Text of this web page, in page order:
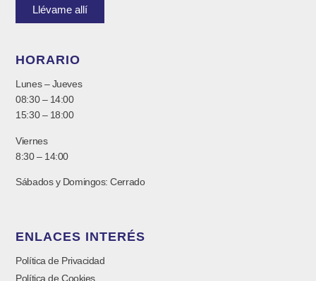
Llévame allí
HORARIO
Lunes – Jueves
08:30 – 14:00
15:30 – 18:00
Viernes
8:30 – 14:00
Sábados y Domingos: Cerrado
ENLACES INTERÉS
Política de Privacidad
Política de Cookies